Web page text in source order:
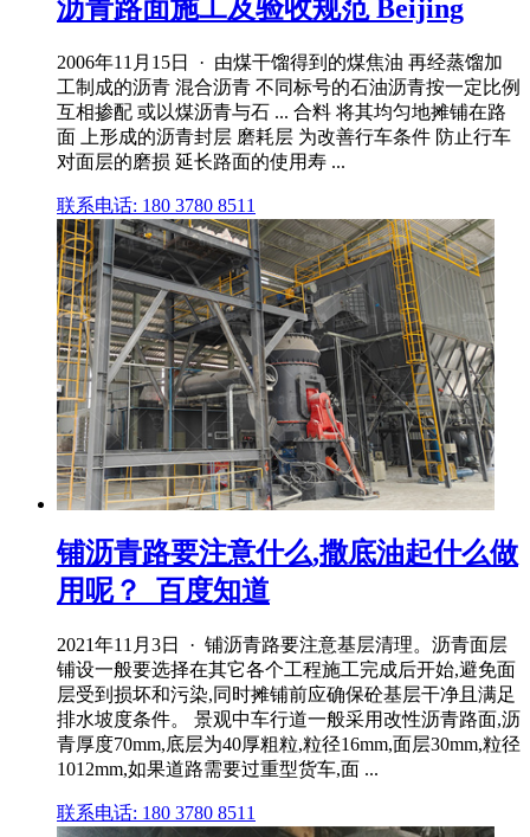
沥青路面施工及验收规范 Beijing
2006年11月15日 · 由煤干馏得到的煤焦油 再经蒸馏加
工制成的沥青 混合沥青 不同标号的石油沥青按一定比例
互相掺配 或以煤沥青与石 ... 合料 将其均匀地摊铺在路
面 上形成的沥青封层 磨耗层 为改善行车条件 防止行车
对面层的磨损 延长路面的使用寿 ...
联系电话: 180 3780 8511
铺沥青路要注意什么,撒底油起什么做
用呢？_百度知道
2021年11月3日 · 铺沥青路要注意基层清理。沥青面层
铺设一般要选择在其它各个工程施工完成后开始,避免面
层受到损坏和污染,同时摊铺前应确保砼基层干净且满足
排水坡度条件。 景观中车行道一般采用改性沥青路面,沥
青厚度70mm,底层为40厚粗粒,粒径16mm,面层30mm,粒径
1012mm,如果道路需要过重型货车,面 ...
联系电话: 180 3780 8511